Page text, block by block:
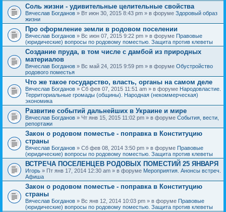
Соль жизни - удивительные целительные свойства
Вячеслав Богданов » Вт июн 30, 2015 8:43 pm » в форуме Здоровый образ
жизни
Про оформление земли в родовом поселении
Вячеслав Богданов » Вс июн 07, 2015 9:22 pm » в форуме Правовые
(юридические) вопросы по родовому поместью. Защита против клеветы
Создание пруда, в том числе с дамбой из природных
материалов
Вячеслав Богданов » Вс май 24, 2015 9:59 pm » в форуме Обустройство
родового поместья
Что же такое государство, власть, органы на самом деле
Вячеслав Богданов » Сб фев 07, 2015 11:51 am » в форуме Народовластие.
Территориальные громады (общины). Народная (некоммерческая)
экономика
Развитие событий дальнейших в Украине и мире
Вячеслав Богданов » Чт янв 15, 2015 11:02 pm » в форуме События, вести,
репортажи
Закон о родовом поместье - поправка в Конституцию
страны
Вячеслав Богданов » Сб фев 08, 2014 3:50 pm » в форуме Правовые
(юридические) вопросы по родовому поместью. Защита против клеветы
ВСТРЕЧА ПОСЕЛЕНЦЕВ РОДОВЫХ ПОМЕСТИЙ 25 ЯНВАРЯ
Игорь » Пт янв 17, 2014 12:30 am » в форуме Мероприятия. Анонсы встреч.
Афиша
Закон о родовом поместье - поправка в Конституцию
страны
Вячеслав Богданов » Вс янв 12, 2014 10:03 pm » в форуме Правовые
(юридические) вопросы по родовому поместью. Защита против клеветы